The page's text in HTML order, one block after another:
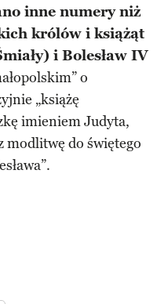
inne numery niż
królów i książąt
i Bolesław IV
o
„książę
imieniem Judyta,
modlitwę do świętego